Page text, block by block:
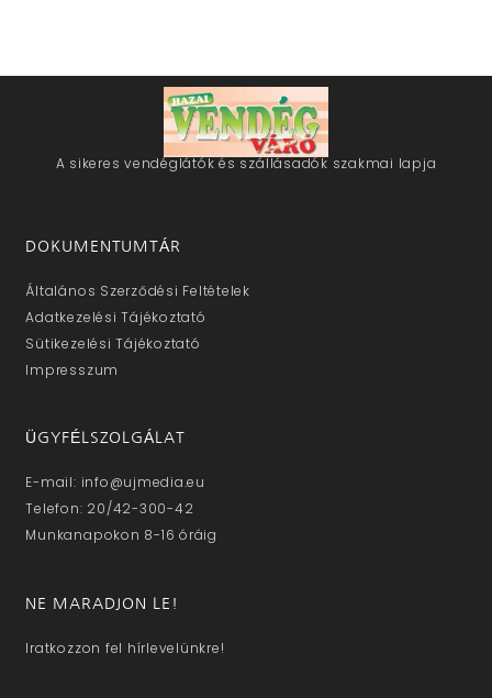
A sikeres vendéglátók és szállásadók szakmai lapja
DOKUMENTUMTÁR
Általános Szerződési Feltételek
Adatkezelési Tájékoztató
Sütikezelési Tájékoztató
Impresszum
ÜGYFÉLSZOLGÁLAT
E-mail: info@ujmedia.eu
Telefon: 20/42-300-42
Munkanapokon 8-16 óráig
NE MARADJON LE!
Iratkozzon fel hírlevelünkre!